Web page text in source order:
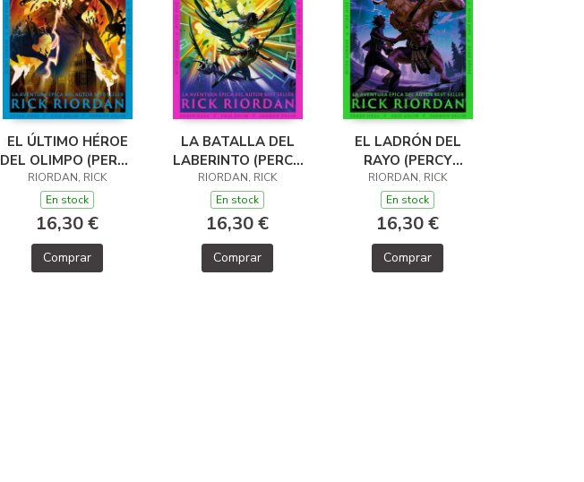
EL ÚLTIMO HÉROE
DEL OLIMPO (PERCY
JACKSON Y LOS
DIOSES DEL
OLIMPO 5)
RIORDAN, RICK
En stock
16,30 €
Comprar
LA BATALLA DEL
LABERINTO (PERCY
JACKSON Y LOS
DIOSES DEL
OLIMPO 4)
RIORDAN, RICK
En stock
16,30 €
Comprar
EL LADRÓN DEL
RAYO (PERCY
JACKSON Y LOS
DIOSES DEL
OLIMPO 1)
RIORDAN, RICK
En stock
16,30 €
Comprar